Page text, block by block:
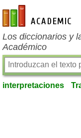
es-academic.com
Los diccionarios y
Académico
interpretaciones